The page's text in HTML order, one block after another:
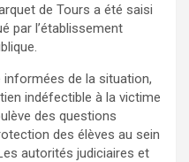
de Tours a été saisi
par l’établissement
de la situation,
indéfectible à la victime
des questions
des élèves au sein
autorités judiciaires et